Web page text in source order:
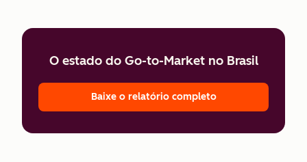
O estado do Go-to-Market no Brasil
Baixe o relatório completo